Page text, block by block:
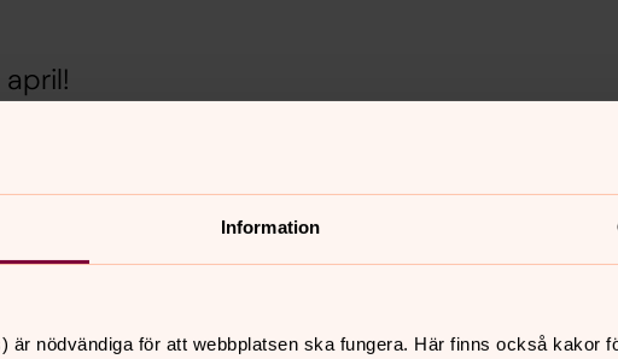
Information
är nödvändiga för att webbplatsen ska fungera. Här finns också kakor
kransställ m.m. från graven.
med eld på kyrkogården. För
från gravplatsen.
finns uppsatta vecka 15.